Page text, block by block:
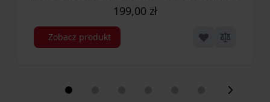
199,00 zł
Zobacz produkt